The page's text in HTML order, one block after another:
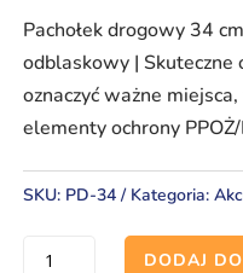
Pachołek drogowy 34
odblaskowy | Skuteczne
oznaczyć ważne
elementy ochrony
SKU: PD-34 Kategoria:
ilość
DODAJ